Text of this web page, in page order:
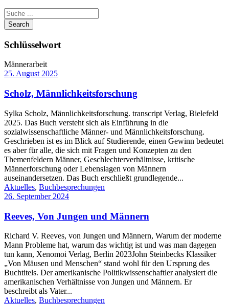
Schlüsselwort
Männerarbeit
25. August 2025
Scholz, Männlichkeitsforschung
Sylka Scholz, Männlichkeitsforschung. transcript Verlag, Bielefeld
2025. Das Buch versteht sich als Einführung in die
sozialwissenschaftliche Männer- und Männlichkeitsforschung.
Geschrieben ist es im Blick auf Studierende, einen Gewinn bedeutet
es aber für alle, die sich mit Fragen und Konzepten zu den
Themenfeldern Männer, Geschlechterverhältnisse, kritische
Männerforschung oder Lebenslagen von Männern
auseinandersetzen. Das Buch erschließt grundlegende...
Aktuelles, Buchbesprechungen
26. September 2024
Reeves, Von Jungen und Männern
Richard V. Reeves, von Jungen und Männern, Warum der moderne
Mann Probleme hat, warum das wichtig ist und was man dagegen
tun kann, Xenomoi Verlag, Berlin 2023John Steinbecks Klassiker
„Von Mäusen und Menschen“ stand wohl für den Ursprung des
Buchtitels. Der amerikanische Politikwissenschaftler analysiert die
amerikanischen Verhältnisse von Jungen und Männern. Er
beschreibt als Vater...
Aktuelles, Buchbesprechungen